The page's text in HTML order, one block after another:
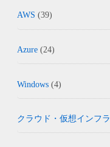
AWS (39)
Azure (24)
Windows (4)
クラウド・仮想インフラ